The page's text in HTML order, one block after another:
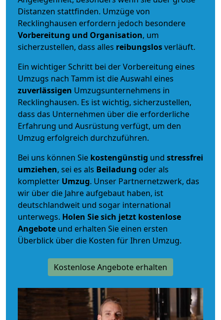
Distanzen stattfinden. Umzüge von
Recklinghausen erfordern jedoch besondere
Vorbereitung und Organisation, um
sicherzustellen, dass alles reibungslosverläuft.
Ein wichtiger Schritt bei der Vorbereitung eines
Umzugs nach Tamm ist die Auswahl eines
zuverlässigen Umzugsunternehmens in
Recklinghausen. Es ist wichtig, sicherzustellen,
dass das Unternehmen über die erforderliche
Erfahrung und Ausrüstung verfügt, um den
Umzug erfolgreich durchzuführen.
Bei uns können Sie kostengünstig und stressfrei
umziehen, sei es als Beiladung oder als
kompletter Umzug. Unser Partnernetzwerk, das
wir über die Jahre aufgebaut haben, ist
deutschlandweit und sogar international
unterwegs. Holen Sie sich jetzt kostenlose
Angebote und erhalten Sie einen ersten
Überblick über die Kosten für Ihren Umzug.
Kostenlose Angebote erhalten